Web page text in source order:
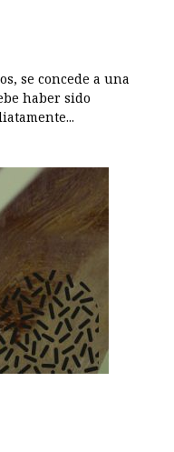
se concede a una
haber sido